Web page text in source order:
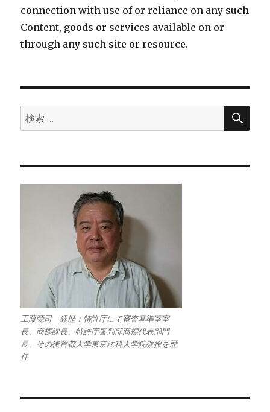
connection with use of or reliance on any such
Content, goods or services available on or
through any such site or resource.
検
索:
検
工藤莞司 経歴：特許庁にて審査基準室室
長、商標課長、特許庁審判部商標代表部門
長、その後首都大学東京法科大学院教授を歴
任